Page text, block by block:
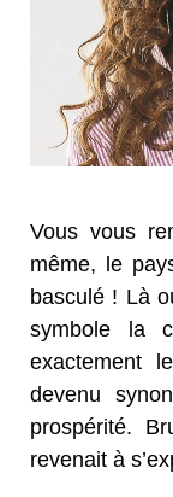
Vous vous
même, le
basculé ! Là
symbole la
exactement
devenu
prospérité.
revenait à